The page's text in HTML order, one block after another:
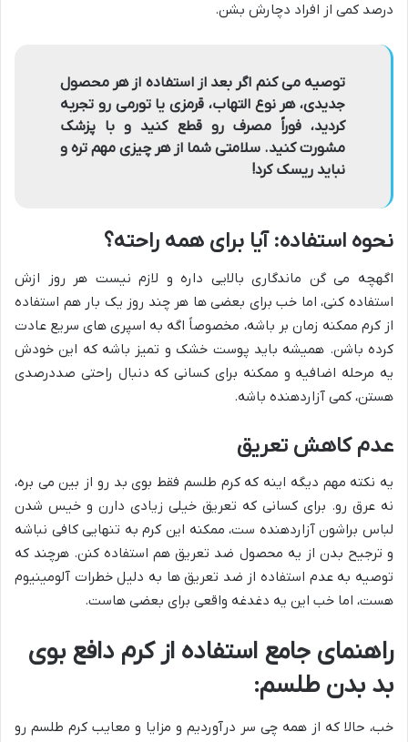
درصد کمی از افراد دچارش بشن.
توصیه می کنم اگر بعد از استفاده از هر محصول
جدیدی، هر نوع التهاب، قرمزی یا تورمی رو تجربه
کردید، فوراً مصرف رو قطع کنید و با پزشک
مشورت کنید. سلامتی شما از هر چیزی مهم تره و
نباید ریسک کرد!
نحوه استفاده: آیا برای همه راحته؟
اگهچه می گن ماندگاری بالایی داره و لازم نیست هر روز ازش
استفاده کنی، اما خب برای بعضی ها هر چند روز یک بار هم استفاده
از کرم ممکنه زمان بر باشه، مخصوصاً اگه به اسپری های سریع عادت
کرده باشن. همیشه باید پوست خشک و تمیز باشه که این خودش
یه مرحله اضافیه و ممکنه برای کسانی که دنبال راحتی صددرصدی
هستن، کمی آزاردهنده باشه.
عدم کاهش تعریق
یه نکته مهم دیگه اینه که کرم طلسم فقط بوی بد رو از بین می بره،
نه عرق رو. برای کسانی که تعریق خیلی زیادی دارن و خیس شدن
لباس براشون آزاردهنده ست، ممکنه این کرم به تنهایی کافی نباشه
و ترجیح بدن از یه محصول ضد تعریق هم استفاده کنن. هرچند که
توصیه به عدم استفاده از ضد تعریق ها به دلیل خطرات آلومینیوم
هست، اما خب این یه دغدغه واقعی برای بعضی هاست.
راهنمای جامع استفاده از کرم دافع بوی
بد بدن طلسم:
خب، حالا که از همه چی سر درآوردیم و مزایا و معایب کرم طلسم رو